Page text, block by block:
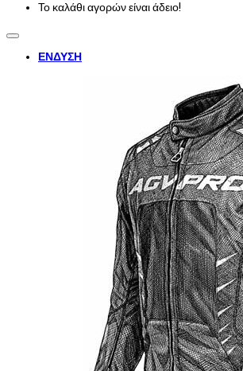
Το καλάθι αγορών είναι άδειο!
ΕΝΔΥΣΗ